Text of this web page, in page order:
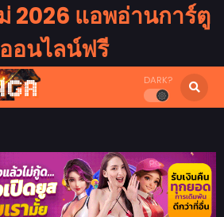
2026 แอพอ่านการ์ตู
อนไลน์ฟรี
DARK?